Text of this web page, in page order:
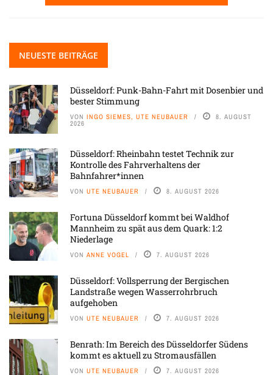
NEUESTE BEITRÄGE
Düsseldorf: Punk-Bahn-Fahrt mit Dosenbier und
bester Stimmung
VON INGO SIEMES, UTE NEUBAUER 8. AUGUST
2026
Düsseldorf: Rheinbahn testet Technik zur
Kontrolle des Fahrverhaltens der
Bahnfahrer*innen
VON UTE NEUBAUER 8. AUGUST 2026
Fortuna Düsseldorf kommt bei Waldhof
Mannheim zu spät aus dem Quark: 1:2
Niederlage
VON ANNE VOGEL 7. AUGUST 2026
Düsseldorf: Vollsperrung der Bergischen
Landstraße wegen Wasserrohrbruch
aufgehoben
VON UTE NEUBAUER 7. AUGUST 2026
Benrath: Im Bereich des Düsseldorfer Südens
kommt es aktuell zu Stromausfällen
VON UTE NEUBAUER 7. AUGUST 2026